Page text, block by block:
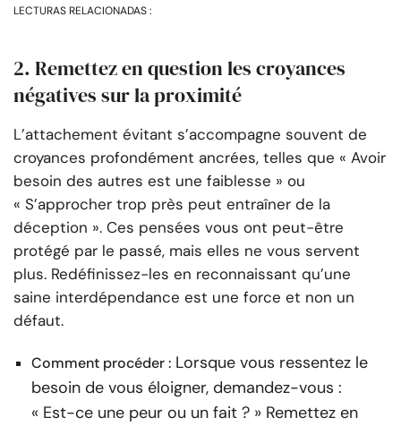
LECTURAS RELACIONADAS :
2. Remettez en question les croyances
négatives sur la proximité
L’attachement évitant s’accompagne souvent de
croyances profondément ancrées, telles que « Avoir
besoin des autres est une faiblesse » ou
« S’approcher trop près peut entraîner de la
déception ». Ces pensées vous ont peut-être
protégé par le passé, mais elles ne vous servent
plus. Redéfinissez-les en reconnaissant qu’une
saine interdépendance est une force et non un
défaut.
Comment procéder : Lorsque vous ressentez le
besoin de vous éloigner, demandez-vous :
« Est-ce une peur ou un fait ? » Remettez en